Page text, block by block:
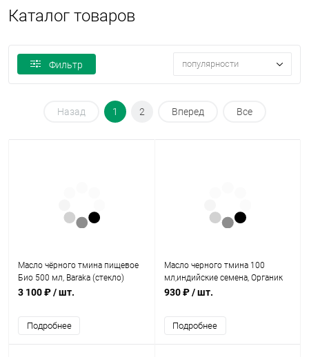
Каталог товаров
Фильтр популярности
Назад 1 2 Вперед Все
Масло чёрного тмина пищевое
Био 500 мл, Baraka (стекло)
3 100 ₽/ шт.
Подробнее
Масло черного тмина 100
мл,индийские семена, Органик
(стекло), Baraka
930 ₽/ шт.
Подробнее